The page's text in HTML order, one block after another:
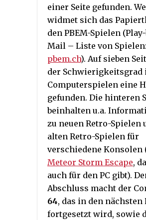
einer Seite gefunden.
widmet sich das
den PBEM-Spielen
Mail – Liste von Spielen:
pbem.ch). Auf sieben
der Schwierigkeitsgrad
Computerspielen eine
gefunden. Die hinteren
beinhalten u.a.
zu neuen Retro-Spielen
alten Retro-Spielen für
verschiedene Konsolen
Meteor Storm Escape,
auch für den PC gibt).
Abschluss macht der
64, das in den nächsten
fortgesetzt wird, sowie